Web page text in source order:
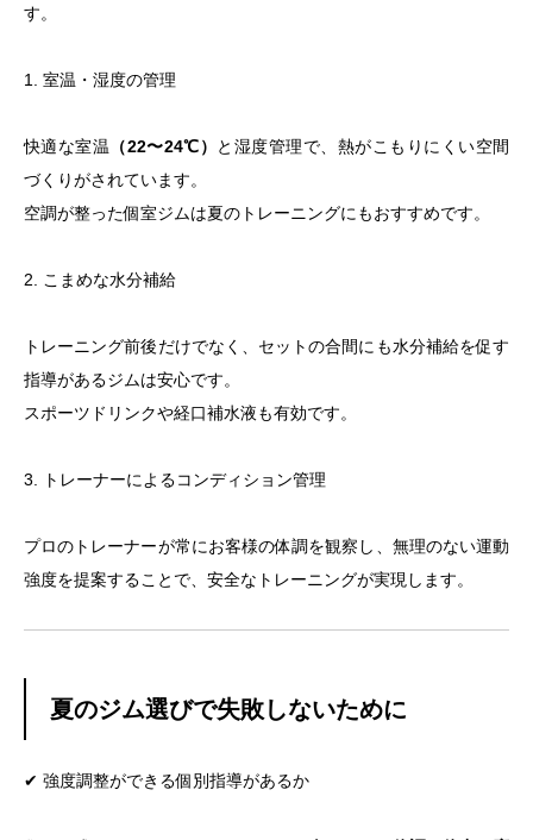
す。
1. 室温・湿度の管理
快適な室温 （22〜24℃）
と湿度管理で、熱がこもりにくい空間
づくりがされています。
空調が整った個室ジムは夏のトレーニングにもおすすめです。
2. こまめな水分補給
トレーニング前後だけでなく、セットの合間にも水分補給を促す
指導があるジムは安心です。
スポーツドリンクや経口補水液も有効です。
3. トレーナーによるコンディション管理
プロのトレーナーが常にお客様の体調を観察し、無理のない運動
強度を提案することで、安全なトレーニングが実現します。
夏のジム選びで失敗しないために
✔ 強度調整ができる個別指導があるか